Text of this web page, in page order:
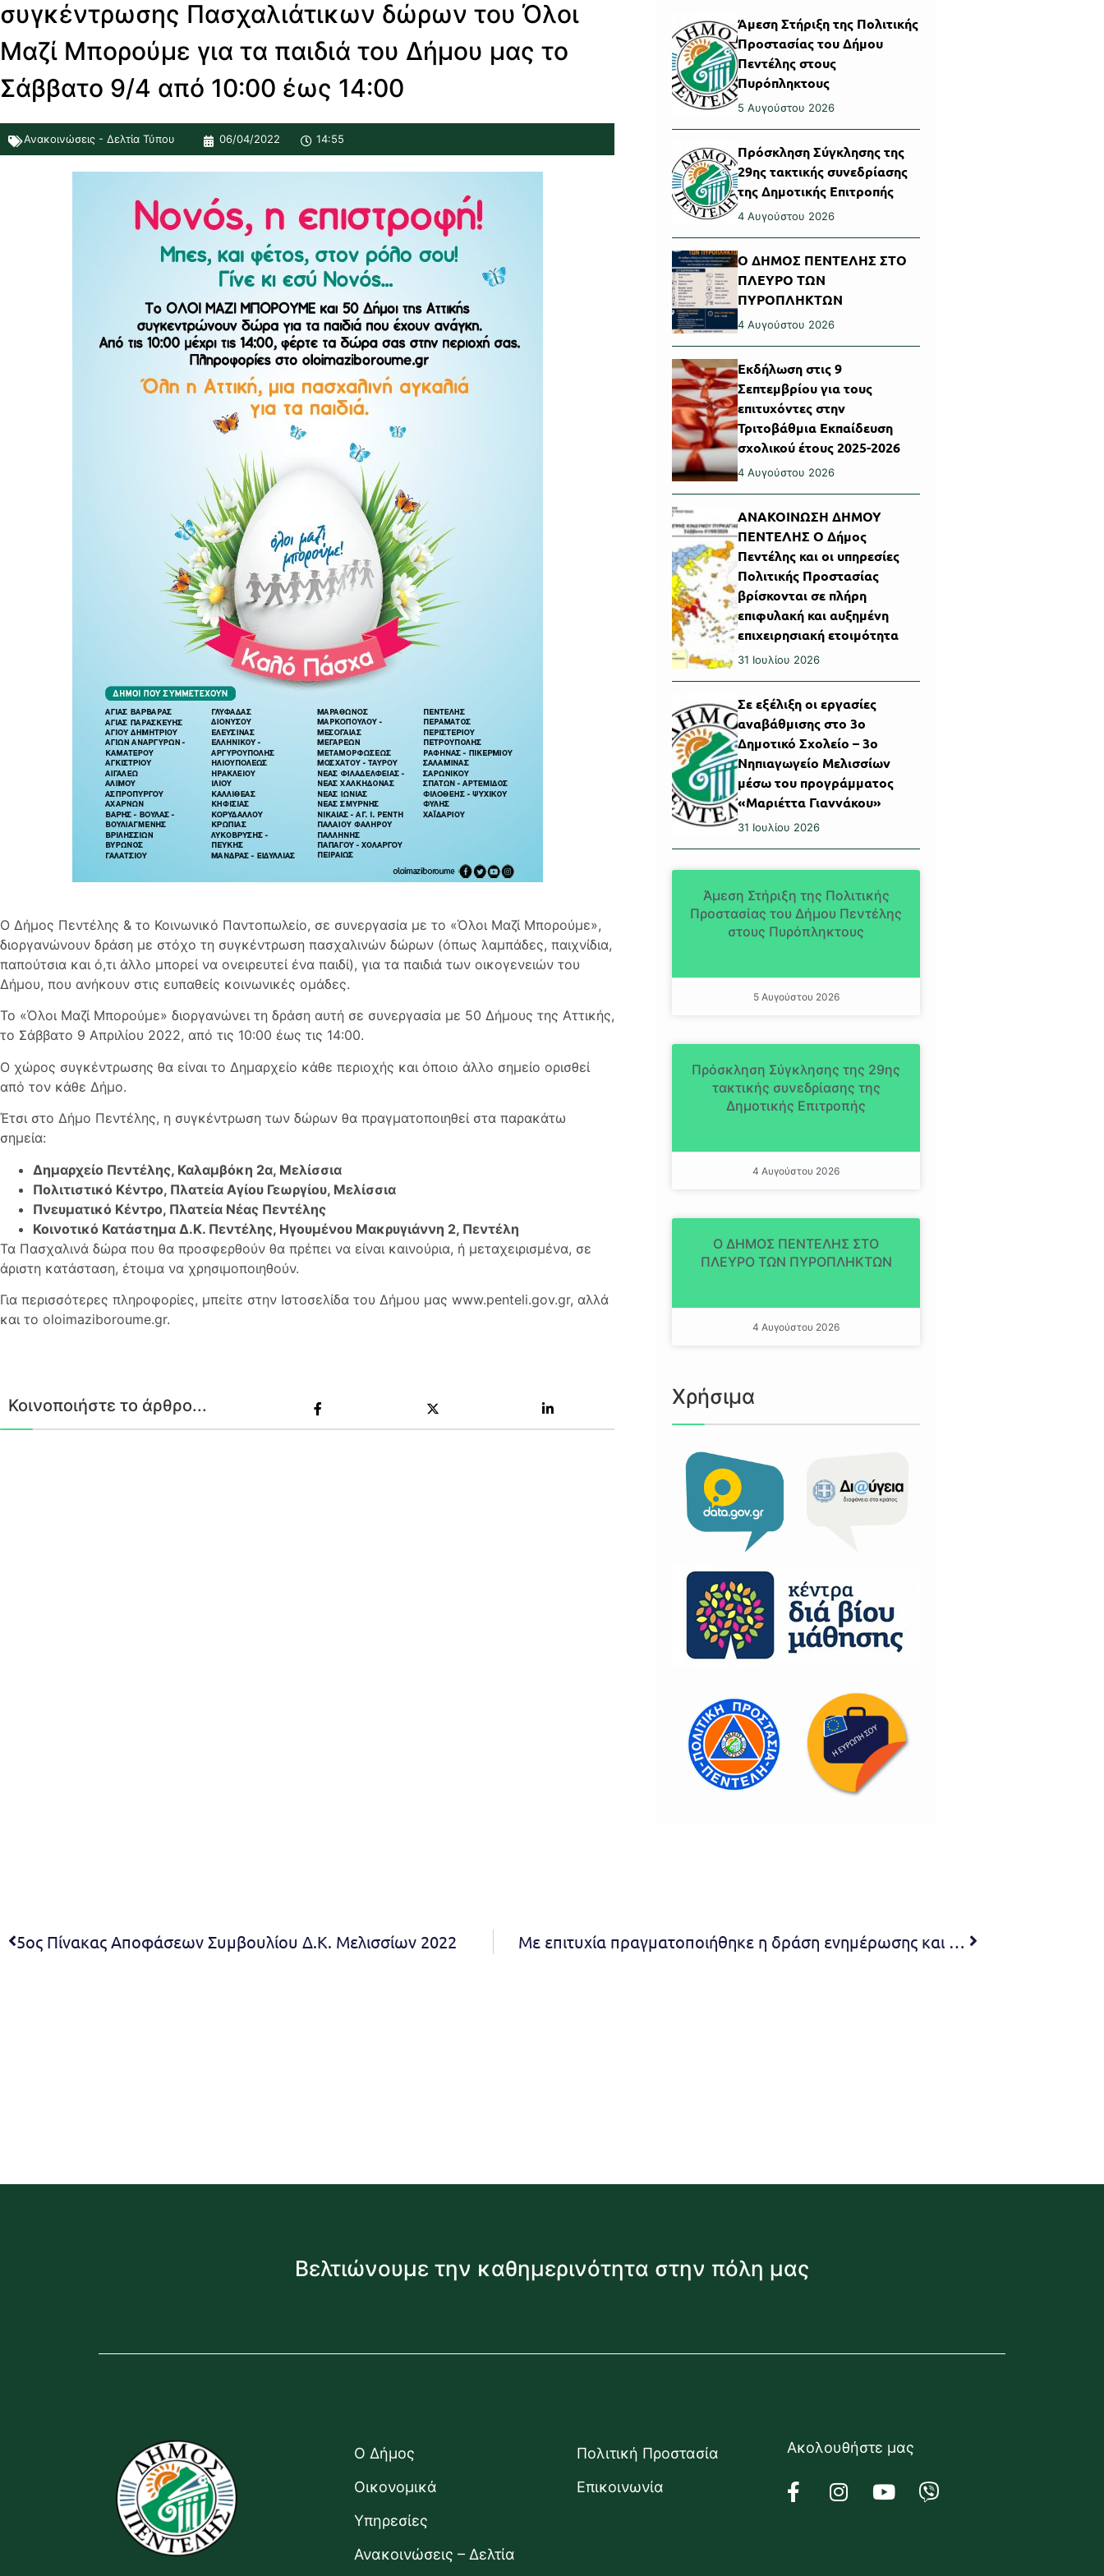
συγκέντρωσης Πασχαλιάτικων δώρων του Όλοι
Μαζί Μπορούμε για τα παιδιά του Δήμου μας το
Σάββατο 9/4 από 10:00 έως 14:00
Ανακοινώσεις - Δελτία Τύπου 06/04/2022 14:55
Ο Δήμος Πεντέλης & το Κοινωνικό Παντοπωλείο, σε συνεργασία με το «Όλοι Μαζί Μπορούμε»,
διοργανώνουν δράση με στόχο τη συγκέντρωση πασχαλινών δώρων (όπως λαμπάδες, παιχνίδια,
παπούτσια και ό,τι άλλο μπορεί να ονειρευτεί ένα παιδί), για τα παιδιά των οικογενειών του
Δήμου, που ανήκουν στις ευπαθείς κοινωνικές ομάδες.
Το «Όλοι Μαζί Μπορούμε» διοργανώνει τη δράση αυτή σε συνεργασία με 50 Δήμους της Αττικής,
το Σάββατο 9 Απριλίου 2022, από τις 10:00 έως τις 14:00.
Ο χώρος συγκέντρωσης θα είναι το Δημαρχείο κάθε περιοχής και όποιο άλλο σημείο ορισθεί
από τον κάθε Δήμο.
Έτσι στο Δήμο Πεντέλης, η συγκέντρωση των δώρων θα πραγματοποιηθεί στα παρακάτω
σημεία:
Δημαρχείο Πεντέλης, Καλαμβόκη 2α, Μελίσσια
Πολιτιστικό Κέντρο, Πλατεία Αγίου Γεωργίου, Μελίσσια
Πνευματικό Κέντρο, Πλατεία Νέας Πεντέλης
Κοινοτικό Κατάστημα Δ.Κ. Πεντέλης, Ηγουμένου Μακρυγιάννη 2, Πεντέλη
Τα Πασχαλινά δώρα που θα προσφερθούν θα πρέπει να είναι καινούρια, ή μεταχειρισμένα, σε
άριστη κατάσταση, έτοιμα να χρησιμοποιηθούν.
Για περισσότερες πληροφορίες, μπείτε στην Ιστοσελίδα του Δήμου μας www.penteli.gov.gr, αλλά
και το oloimaziboroume.gr.
Κοινοποιήστε το άρθρο...
Άμεση Στήριξη της Πολιτικής
Προστασίας του Δήμου
Πεντέλης στους
Πυρόπληκτους
5 Αυγούστου 2026
Πρόσκληση Σύγκλησης της
29ης τακτικής συνεδρίασης
της Δημοτικής Επιτροπής
4 Αυγούστου 2026
Ο ΔΗΜΟΣ ΠΕΝΤΕΛΗΣ ΣΤΟ
ΠΛΕΥΡΟ ΤΩΝ
ΠΥΡΟΠΛΗΚΤΩΝ
4 Αυγούστου 2026
Εκδήλωση στις 9
Σεπτεμβρίου για τους
επιτυχόντες στην
Τριτοβάθμια Εκπαίδευση
σχολικού έτους 2025-2026
4 Αυγούστου 2026
ΑΝΑΚΟΙΝΩΣΗ ΔΗΜΟΥ
ΠΕΝΤΕΛΗΣ Ο Δήμος
Πεντέλης και οι υπηρεσίες
Πολιτικής Προστασίας
βρίσκονται σε πλήρη
επιφυλακή και αυξημένη
επιχειρησιακή ετοιμότητα
31 Ιουλίου 2026
Σε εξέλιξη οι εργασίες
αναβάθμισης στο 3ο
Δημοτικό Σχολείο – 3ο
Νηπιαγωγείο Μελισσίων
μέσω του προγράμματος
«Μαριέττα Γιαννάκου»
31 Ιουλίου 2026
Άμεση Στήριξη της Πολιτικής
Προστασίας του Δήμου Πεντέλης
στους Πυρόπληκτους
5 Αυγούστου 2026
Πρόσκληση Σύγκλησης της 29ης
τακτικής συνεδρίασης της
Δημοτικής Επιτροπής
4 Αυγούστου 2026
Ο ΔΗΜΟΣ ΠΕΝΤΕΛΗΣ ΣΤΟ
ΠΛΕΥΡΟ ΤΩΝ ΠΥΡΟΠΛΗΚΤΩΝ
4 Αυγούστου 2026
Χρήσιμα
5ος Πίνακας Αποφάσεων Συμβουλίου Δ.Κ. Μελισσίων 2022 Με επιτυχία πραγματοποιήθηκε η δράση ενημέρωσης και ευαισθητοποίησης του Προγράμματος Ανταποδοτικής Ανακύκλωσης «THE GREEN CITY» στο 1ο Δημοτικό Σχολείο Μελισσίων Δήμητρα Κεχαγιά: Χαίρομαι ιδιαίτερα που τα νέα παιδιά βοηθούν έμπρακτα την ανακύκλωση και τη μετάβαση στην κυκλική οικονομία που μειώνει το περιβαλλοντικό αποτύπωμα στην πόλη μας
Βελτιώνουμε την καθημερινότητα στην πόλη μας
Ο Δήμος
Οικονομικά
Υπηρεσίες
Ανακοινώσεις – Δελτία
Πολιτική Προστασία
Επικοινωνία
Ακολουθήστε μας